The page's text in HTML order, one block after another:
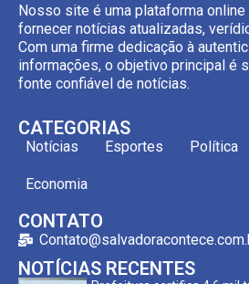
Nosso site é uma plataforma
fornecer notícias atualizadas,
Com uma firme dedicação à
informações, o objetivo principal é
fonte confiável de notícias.
CATEGORIAS
Notícias Esportes Política
Economia
CONTATO
NOTÍCIAS RECENTES